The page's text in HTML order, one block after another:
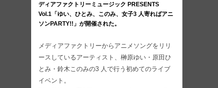
ディアファクトリーミュージック PRESENTS
Vol.1「ゆい、ひとみ、このみ、女子3 人寄ればアニ
ソンPARTY!!」が開催された。
メディアファクトリーからアニメソングをリリ
ースしているアーティスト、榊原ゆい・原田ひ
とみ・鈴木このみの3 人で行う初めてのライブ
イベント。